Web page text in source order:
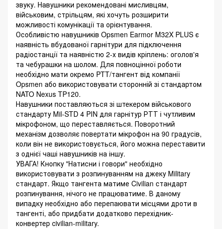
звуку. Навушники рекомендовані мисливцям,
військовим, стрільцям, які хочуть розширити
можливості комунікації та орієнтування.
Особливістю навушників Opsmen Earmor M32X PLUS є
наявність вбудованої гарнітури для підключення
радіостанції та наявністю 2-х видів кріплень: оголов'я
та чебурашки на шолом. Для повноцінної роботи
необхідно мати окремо PTT/тангент від компанії
Opsmen або використовувати сторонній зі стандартом
NATO Nexus TP120.
Навушники поставляються зі штекером військового
стандарту Mil-STD 4 PIN для гарнітур РТТ і чутливим
мікрофоном, що переставляється. Поворотний
механізм дозволяє повертати мікрофон на 90 градусів,
коли він не використовується, його можна переставити
з однієї чаші навушників на іншу.
УВАГА! Кнопку "Натисни і говори" необхідно
використовувати з розпинуванням на джеку Military
стандарт. Якщо тангента матиме Civilian стандарт
розпинування, нічого не працюватиме. В даному
випадку необхідно або перепаювати місцями дроти в
тангенті, або придбати додатково перехідник-
конвертер civilian-military.